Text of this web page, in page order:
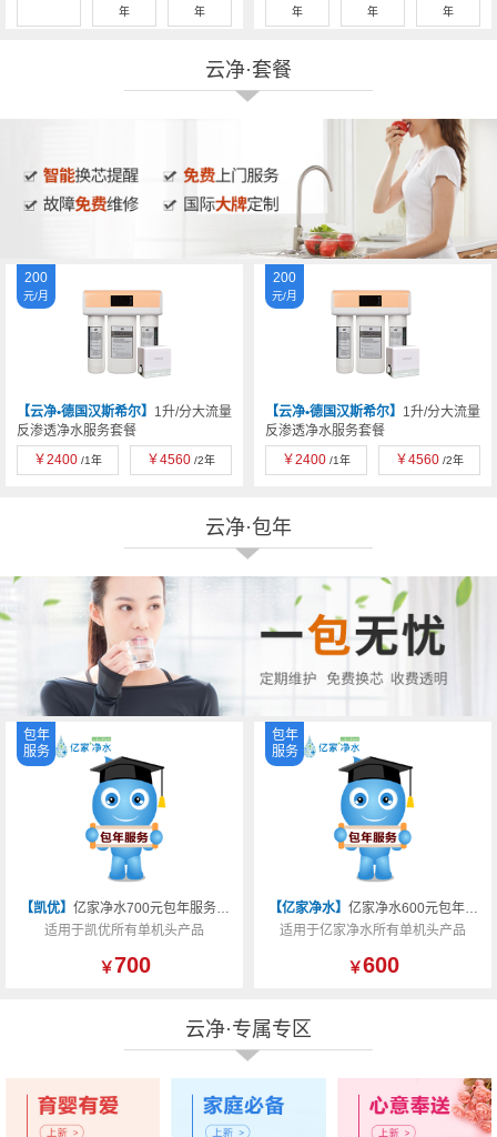
年 年 年 年 年
云净·套餐
【云净•德国汉斯希尔】 1升/分大流量
反渗透净水服务套餐
￥2400 /1年 ￥4560 /2年
200
元/月
【云净•德国汉斯希尔】 1升/分大流量
反渗透净水服务套餐
￥2400 /1年 ￥4560 /2年
200
元/月
云净·包年
【凯优】 亿家净水700元包年服务通用套餐
适用于凯优所有单机头产品
￥700
包年
服务
【亿家净水】 亿家净水600元包年服务
适用于亿家净水所有单机头产品
￥600
包年
服务
云净·专属专区